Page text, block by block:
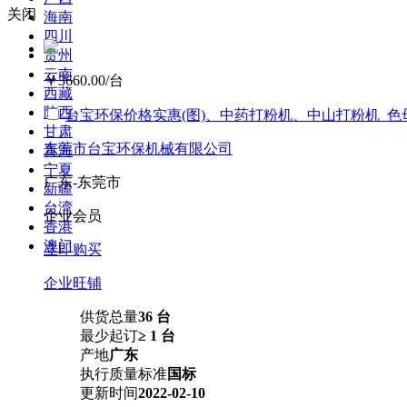
海南
四川
贵州
云南
西藏
陕西
甘肃
青海
宁夏
新疆
台湾
香港
澳门
关闭
￥3660.00/台
台宝环保价格实惠(图)、中药打粉机、中山打粉机_色
东莞市台宝环保机械有限公司
广东-东莞市
企业会员
立即购买
企业旺铺
供货总量36 台
最少起订≥ 1 台
产地广东
执行质量标准国标
更新时间2022-02-10